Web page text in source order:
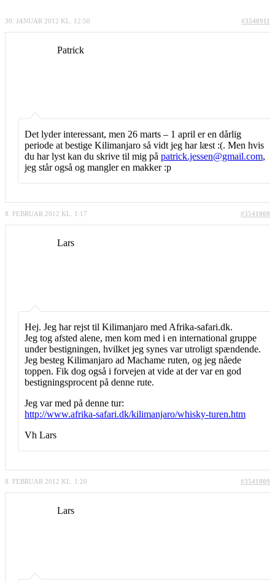
30. JANUAR 2012 KL. 12:50 #3540911
Patrick
Det lyder interessant, men 26 marts – 1 april er en dårlig
periode at bestige Kilimanjaro så vidt jeg har læst :(. Men hvis
du har lyst kan du skrive til mig på patrick.jessen@gmail.com,
jeg står også og mangler en makker :p
8. FEBRUAR 2012 KL. 1:17 #3541008
Lars
Hej. Jeg har rejst til Kilimanjaro med Afrika-safari.dk.
Jeg tog afsted alene, men kom med i en international gruppe
under bestigningen, hvilket jeg synes var utroligt spændende.
Jeg besteg Kilimanjaro ad Machame ruten, og jeg nåede
toppen. Fik dog også i forvejen at vide at der var en god
bestigningsprocent på denne rute.
Jeg var med på denne tur:
http://www.afrika-safari.dk/kilimanjaro/whisky-turen.htm
Vh Lars
8. FEBRUAR 2012 KL. 1:20 #3541009
Lars